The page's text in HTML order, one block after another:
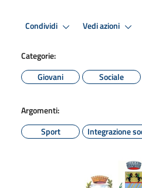
Condividi Vedi azioni
Categorie:
Giovani
Sociale
Argomenti:
Sport
Integrazione